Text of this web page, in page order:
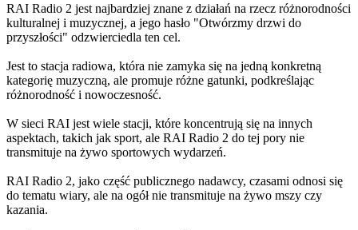
RAI Radio 2 jest najbardziej znane z działań na rzecz różnorodności
kulturalnej i muzycznej, a jego hasło "Otwórzmy drzwi do
przyszłości" odzwierciedla ten cel.
Jest to stacja radiowa, która nie zamyka się na jedną konkretną
kategorię muzyczną, ale promuje różne gatunki, podkreślając
różnorodność i nowoczesność.
W sieci RAI jest wiele stacji, które koncentrują się na innych
aspektach, takich jak sport, ale RAI Radio 2 do tej pory nie
transmituje na żywo sportowych wydarzeń.
RAI Radio 2, jako część publicznego nadawcy, czasami odnosi się
do tematu wiary, ale na ogół nie transmituje na żywo mszy czy
kazania.